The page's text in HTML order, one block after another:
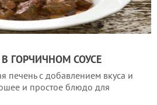
ГОРЧИЧНОМ СОУСЕ
печень с добавлением вкуса и
и простое блюдо для